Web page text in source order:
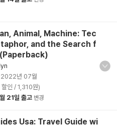
Animal, Machine: Tec
and the Search f
2022년 07월
인 / 1,310원)
21일 출고 변경
Usa: Travel Guide wi